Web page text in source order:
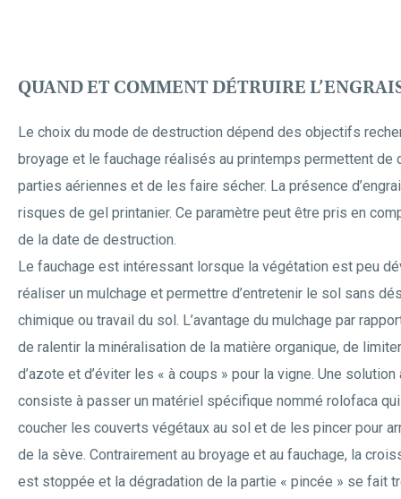
QUAND ET COMMENT DÉTRUIRE
Le choix du mode de destruction dépend des objectifs
broyage et le fauchage réalisés au printemps permettent de
parties aériennes et de les faire sécher. La présence
risques de gel printanier. Ce paramètre peut être pris en
de la date de destruction.
Le fauchage est intéressant lorsque la végétation est peu
réaliser un mulchage et permettre d’entretenir le sol sans
chimique ou travail du sol. L’avantage du mulchage par
de ralentir la minéralisation de la matière organique, de
d’azote et d’éviter les « à coups » pour la vigne. Une
consiste à passer un matériel spécifique nommé rolofaca
coucher les couverts végétaux au sol et de les pincer pour
de la sève. Contrairement au broyage et au fauchage, la
est stoppée et la dégradation de la partie « pincée » se fait